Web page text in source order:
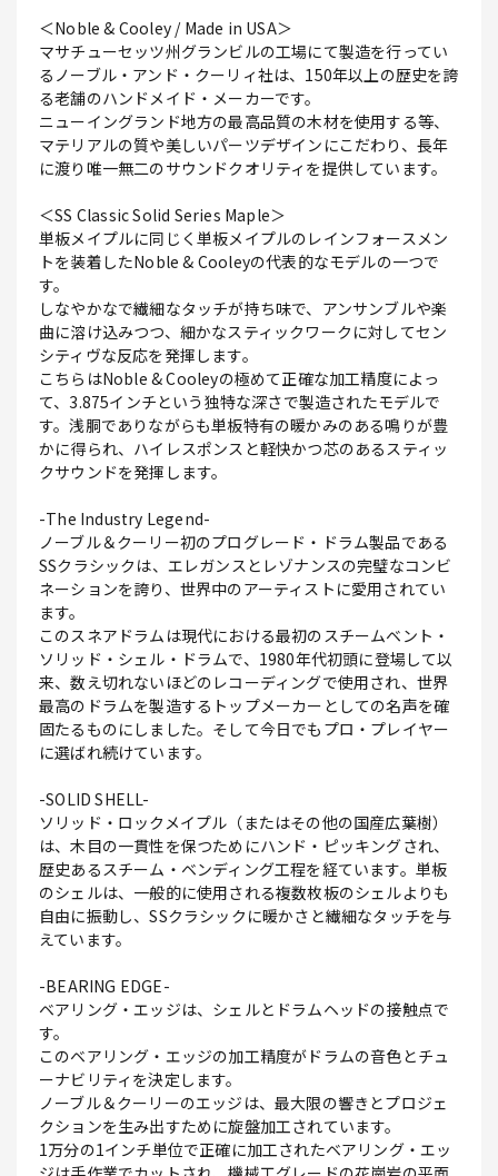
＜Noble & Cooley / Made in USA＞
マサチューセッツ州グランビルの工場にて製造を行ってい
るノーブル・アンド・クーリィ社は、150年以上の歴史を誇
る老舗のハンドメイド・メーカーです。
ニューイングランド地方の最高品質の木材を使用する等、
マテリアルの質や美しいパーツデザインにこだわり、長年
に渡り唯一無二のサウンドクオリティを提供しています。
＜SS Classic Solid Series Maple＞
単板メイプルに同じく単板メイプルのレインフォースメン
トを装着したNoble & Cooleyの代表的なモデルの一つで
す。
しなやかなで繊細なタッチが持ち味で、アンサンブルや楽
曲に溶け込みつつ、細かなスティックワークに対してセン
シティヴな反応を発揮します。
こちらはNoble & Cooleyの極めて正確な加工精度によっ
て、3.875インチという独特な深さで製造されたモデルで
す。浅胴でありながらも単板特有の暖かみのある鳴りが豊
かに得られ、ハイレスポンスと軽快かつ芯のあるスティッ
クサウンドを発揮します。
-The Industry Legend-
ノーブル＆クーリー初のプログレード・ドラム製品である
SSクラシックは、エレガンスとレゾナンスの完璧なコンビ
ネーションを誇り、世界中のアーティストに愛用されてい
ます。
このスネアドラムは現代における最初のスチームベント・
ソリッド・シェル・ドラムで、1980年代初頭に登場して以
来、数え切れないほどのレコーディングで使用され、世界
最高のドラムを製造するトップメーカーとしての名声を確
固たるものにしました。そして今日でもプロ・プレイヤー
に選ばれ続けています。
-SOLID SHELL-
ソリッド・ロックメイプル（またはその他の国産広葉樹）
は、木目の一貫性を保つためにハンド・ピッキングされ、
歴史あるスチーム・ベンディング工程を経ています。単板
のシェルは、一般的に使用される複数枚板のシェルよりも
自由に振動し、SSクラシックに暖かさと繊細なタッチを与
えています。
-BEARING EDGE-
ベアリング・エッジは、シェルとドラムヘッドの接触点で
す。
このベアリング・エッジの加工精度がドラムの音色とチュ
ーナビリティを決定します。
ノーブル＆クーリーのエッジは、最大限の響きとプロジェ
クションを生み出すために旋盤加工されています。
1万分の1インチ単位で正確に加工されたベアリング・エッ